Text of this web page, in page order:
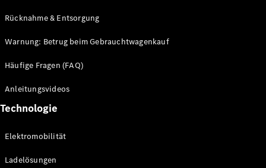
Limousine
Standortsuche
Events &
Rücknahme & Entsorgung
Warnung: Betrug beim Gebrauchtwagenkauf
Häufige Fragen (FAQ)
Anleitungsvideos
Technologie
Elektromobilität
Ladelösungen